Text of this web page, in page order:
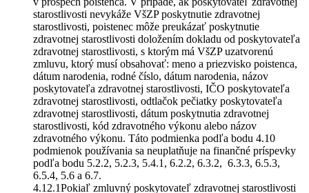
starostlivosti nevykáže VšZP poskytnutie zdravotnej
starostlivosti, poistenec môže preukázať poskytnutie
zdravotnej starostlivosti doložením dokladu od poskytovateľa
zdravotnej starostlivosti, s ktorým má VšZP uzatvorenú
zmluvu, ktorý musí obsahovať: meno a priezvisko poistenca,
dátum narodenia, rodné číslo, dátum narodenia, názov
poskytovateľa zdravotnej starostlivosti, IČO poskytovateľa
zdravotnej starostlivosti, odtlačok pečiatky poskytovateľa
zdravotnej starostlivosti, dátum poskytnutia zdravotnej
starostlivosti, kód zdravotného výkonu alebo názov
zdravotného výkonu. Táto podmienka podľa bodu 4.10
podmienok používania sa neuplatňuje na finančné príspevky
podľa bodu 5.2.2, 5.2.3, 5.4.1, 6.2.2, 6.3.2, 6.3.3, 6.5.3,
6.5.4, 5.6 a 6.7.
Pokiaľ zmluvný poskytovateľ zdravotnej starostlivosti